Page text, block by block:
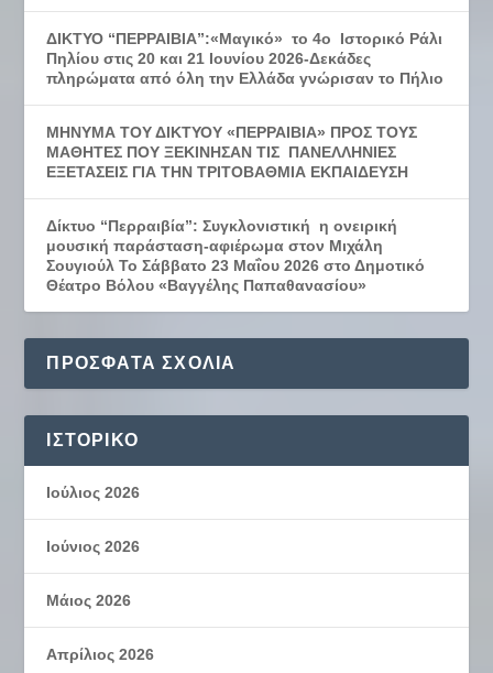
ΔΙΚΤΥΟ “ΠΕΡΡΑΙΒΙΑ”:«Μαγικό» το 4ο Ιστορικό Ράλι
Πηλίου στις 20 και 21 Ιουνίου 2026-Δεκάδες
πληρώματα από όλη την Ελλάδα γνώρισαν το Πήλιο
ΜΗΝΥΜΑ ΤΟΥ ΔΙΚΤΥΟΥ «ΠΕΡΡΑΙΒΙΑ» ΠΡΟΣ ΤΟΥΣ
ΜΑΘΗΤΕΣ ΠΟΥ ΞΕΚΙΝΗΣΑΝ ΤΙΣ ΠΑΝΕΛΛΗΝΙΕΣ
ΕΞΕΤΑΣΕΙΣ ΓΙΑ ΤΗΝ ΤΡΙΤΟΒΑΘΜΙΑ ΕΚΠΑΙΔΕΥΣΗ
Δίκτυο “Περραιβία”: Συγκλονιστική η ονειρική
μουσική παράσταση-αφιέρωμα στον Μιχάλη
Σουγιούλ Το Σάββατο 23 Μαΐου 2026 στο Δημοτικό
Θέατρο Βόλου «Βαγγέλης Παπαθανασίου»
ΠΡΌΣΦΑΤΑ ΣΧΌΛΙΑ
ΙΣΤΟΡΙΚΌ
Ιούλιος 2026
Ιούνιος 2026
Μάιος 2026
Απρίλιος 2026